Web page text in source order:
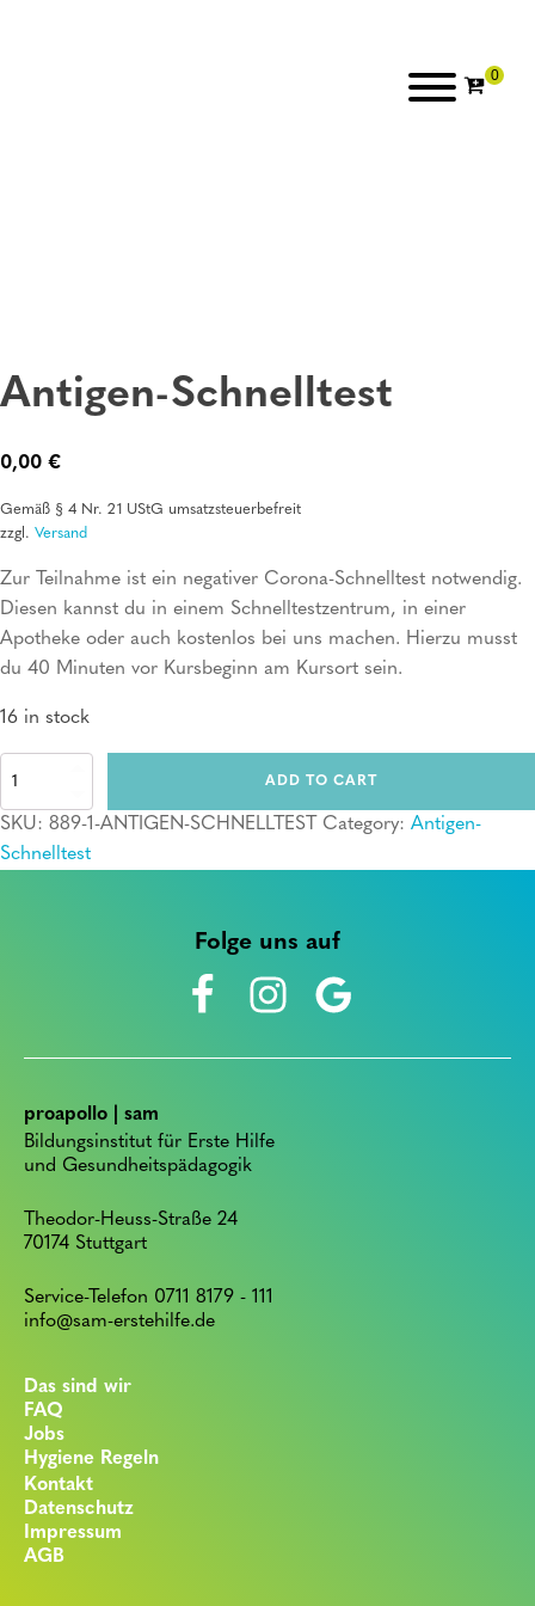
Antigen-Schnelltest
0,00 €
Gemäß § 4 Nr. 21 UStG umsatzsteuerbefreit
zzgl. Versand
Zur Teilnahme ist ein negativer Corona-Schnelltest notwendig.
Diesen kannst du in einem Schnelltestzentrum, in einer
Apotheke oder auch kostenlos bei uns machen. Hierzu musst
du 40 Minuten vor Kursbeginn am Kursort sein.
16 in stock
Antigen-
quantity
ADD TO CART
SKU: 889-1-ANTIGEN-SCHNELLTEST Category: Antigen-
Schnelltest
Folge uns auf
proapollo | sam
Bildungsinstitut für Erste Hilfe
und Gesundheitspädagogik
Theodor-Heuss-Straße 24
70174 Stuttgart
Service-Telefon 0711 8179 - 111
info@sam-erstehilfe.de
Das sind wir
FAQ
Jobs
Hygiene Regeln
Kontakt
Datenschutz
Impressum
AGB